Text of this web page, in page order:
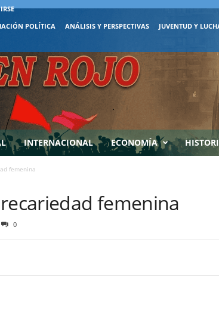
POLÍTICA ANÁLISIS Y PERSPECTIVAS JUVENTUD Y
INTERNACIONAL ECONOMÍA
femenina
femenina
0